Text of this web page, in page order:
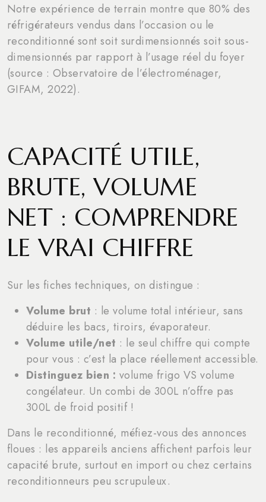
Notre expérience de terrain montre que 80% des
réfrigérateurs vendus dans l’occasion ou le
reconditionné sont soit surdimensionnés soit sous-
dimensionnés par rapport à l’usage réel du foyer
(source : Observatoire de l’électroménager,
GIFAM, 2022).
CAPACITÉ UTILE,
BRUTE, VOLUME
NET : COMPRENDRE
LE VRAI CHIFFRE
Sur les fiches techniques, on distingue :
Volume brut : le volume total intérieur, sans
déduire les bacs, tiroirs, évaporateur.
Volume utile/net : le seul chiffre qui compte
pour vous : c’est la place réellement accessible.
Distinguez bien : volume frigo VS volume
congélateur. Un combi de 300L n’offre pas
300L de froid positif !
Dans le reconditionné, méfiez-vous des annonces
floues : les appareils anciens affichent parfois leur
capacité brute, surtout en import ou chez certains
reconditionneurs peu scrupuleux.